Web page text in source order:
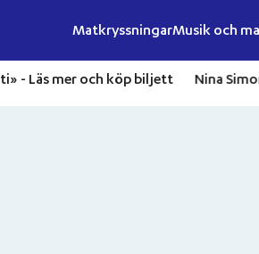
MatkryssningarMusik och
-Läs mer och köp biljett Nina